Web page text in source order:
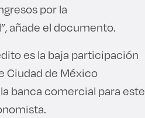
por la
añade el documento.
es la baja participación
Ciudad de México
banca comercial para este